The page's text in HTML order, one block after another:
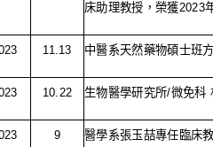
床助理教授，榮獲2023
11.13 中醫系天然藥物碩士班
10.22 生物醫學研究所/微免科
9 醫學系張玉喆專任臨床